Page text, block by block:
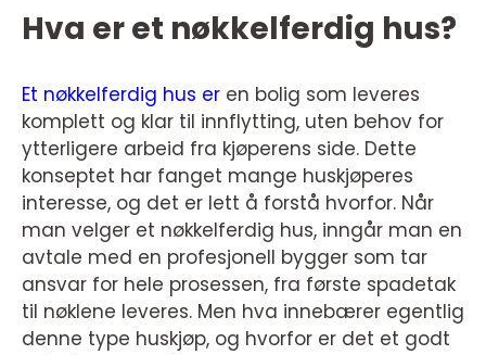
Hva er et nøkkelferdig hus?
Et nøkkelferdig hus er en bolig som leveres
komplett og klar til innflytting, uten behov for
ytterligere arbeid fra kjøperens side. Dette
konseptet har fanget mange huskjøperes
interesse, og det er lett å forstå hvorfor. Når
man velger et nøkkelferdig hus, inngår man en
avtale med en profesjonell bygger som tar
ansvar for hele prosessen, fra første spadetak
til nøklene leveres. Men hva innebærer egentlig
denne type huskjøp, og hvorfor er det et godt